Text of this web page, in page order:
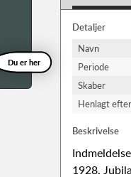
Du er her
Detaljer
Navn
Periode
Skaber
Henlagt efter
Beskrivelse
1928.